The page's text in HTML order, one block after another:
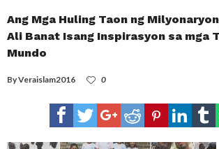
Ang Mga Huling Taon ng
Ali Banat Isang Inspirasyon sa mga
Mundo
ByVeraislam2016 0